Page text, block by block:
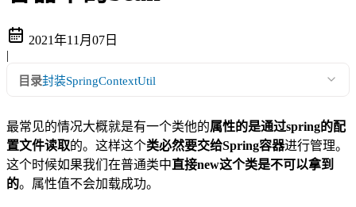
2021年11月07日
|
目录封装SpringContextUtil
最常见的情况大概就是有一个类他的属性的是通过spring的配
置文件读取的。这样这个类必然要交给Spring容器进行管理。
这个时候如果我们在普通类中直接new这个类是不可以拿到
的。属性值不会加载成功。